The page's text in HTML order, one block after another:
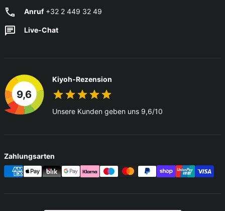
Anruf+32 2 449 32 49
Live-Chat
9,6
Kiyoh-Rezension
Unsere Kunden geben uns 9,6/10
Zahlungsarten